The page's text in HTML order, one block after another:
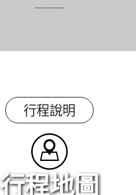
行程說明
行程地圖